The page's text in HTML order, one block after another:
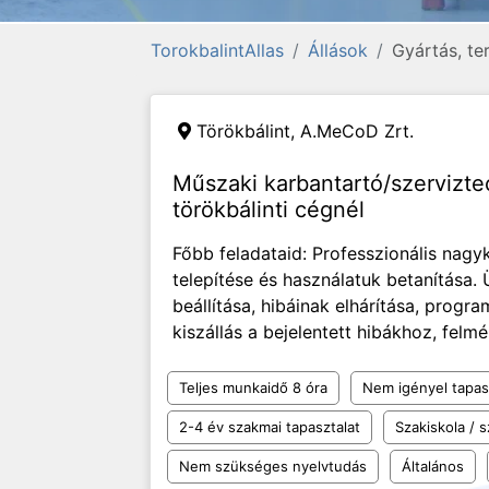
TorokbalintAllas Állások Gyártás,
Törökbálint, A.MeCoD Zrt.
Műszaki karbantartó/
törökbálinti cégnél
Főbb feladataid: Professzionális
telepítése és használatuk betanítása.
beállítása, hibáinak elhárítása,
kiszállás a bejelentett hibákhoz,
Teljes munkaidő 8 óra Nem igényel
2-4 év szakmai tapasztalat Szakiskola /
Nem szükséges nyelvtudás Általános